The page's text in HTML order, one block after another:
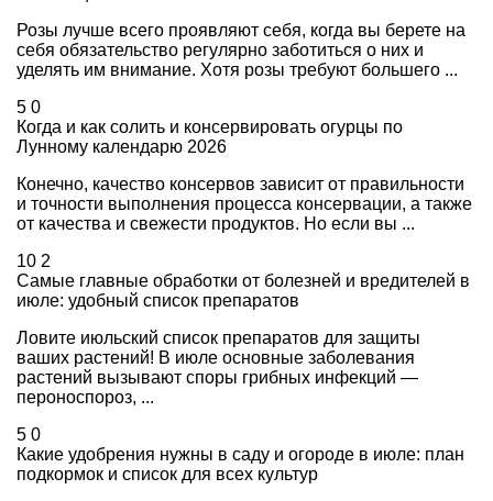
Розы лучше всего проявляют себя, когда вы берете на
себя обязательство регулярно заботиться о них и
уделять им внимание. Хотя розы требуют большего ...
5 0
Когда и как солить и консервировать огурцы по
Лунному календарю 2026
Конечно, качество консервов зависит от правильности
и точности выполнения процесса консервации, а также
от качества и свежести продуктов. Но если вы ...
10 2
Самые главные обработки от болезней и вредителей в
июле: удобный список препаратов
Ловите июльский список препаратов для защиты
ваших растений! В июле основные заболевания
растений вызывают споры грибных инфекций —
пероноспороз, ...
5 0
Какие удобрения нужны в саду и огороде в июле: план
подкормок и список для всех культур